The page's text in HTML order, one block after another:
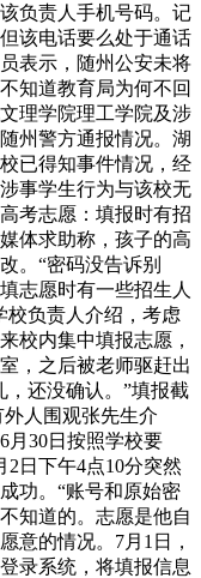
负责人手机号码。记
该电话要么处于通话
表示，随州公安未将
知道教育局为何不回
理学院理工学院及涉
州警方通报情况。湖
已得知事件情况，经
事学生行为与该校无
考志愿：填报时有招
体求助称，孩子的高
。“密码没告诉别
志愿时有一些招生人
校负责人介绍，考虑
校内集中填报志愿，
，之后被老师驱赶出
，还没确认。”填报截
人围观张先生介
月30日按照学校要
日下午4点10分突然
功。“账号和原始密
知道的。志愿是他自
意的情况。7月1日，
录系统，将填报信息